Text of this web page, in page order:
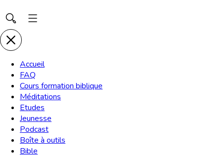
Accueil
FAQ
Cours formation biblique
Méditations
Etudes
Jeunesse
Podcast
Boîte à outils
Bible